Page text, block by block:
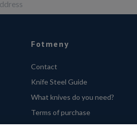
Fotmeny
Contact
Knife Steel Guide
What knives do you need?
Terms of purchase